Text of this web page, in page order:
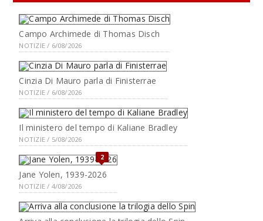
Campo Archimede di Thomas Disch
NOTIZIE / 6/08/2026
Cinzia Di Mauro parla di Finisterrae
NOTIZIE / 6/08/2026
Il ministero del tempo di Kaliane Bradley
NOTIZIE / 5/08/2026
2
Jane Yolen, 1939-2026
NOTIZIE / 4/08/2026